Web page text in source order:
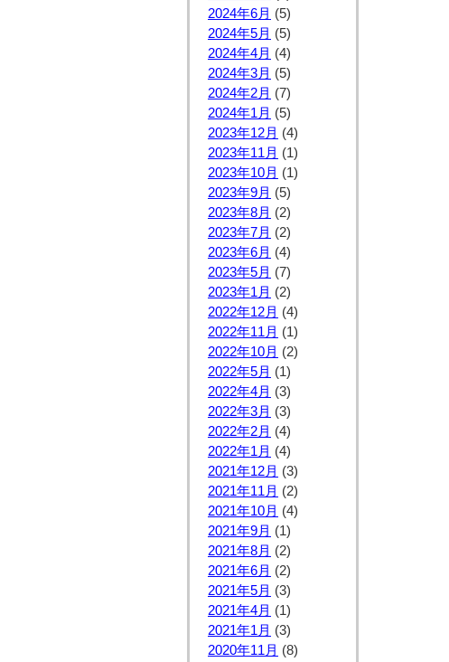
2024年6月 (5)
2024年5月 (5)
2024年4月 (4)
2024年3月 (5)
2024年2月 (7)
2024年1月 (5)
2023年12月 (4)
2023年11月 (1)
2023年10月 (1)
2023年9月 (5)
2023年8月 (2)
2023年7月 (2)
2023年6月 (4)
2023年5月 (7)
2023年1月 (2)
2022年12月 (4)
2022年11月 (1)
2022年10月 (2)
2022年5月 (1)
2022年4月 (3)
2022年3月 (3)
2022年2月 (4)
2022年1月 (4)
2021年12月 (3)
2021年11月 (2)
2021年10月 (4)
2021年9月 (1)
2021年8月 (2)
2021年6月 (2)
2021年5月 (3)
2021年4月 (1)
2021年1月 (3)
2020年11月 (8)